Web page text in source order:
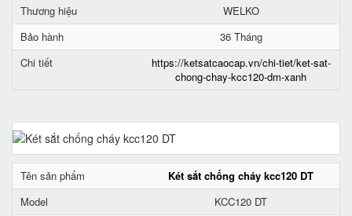
Thương hiệu
WELKO
Bảo hành
36 Tháng
Chi tiết
https://ketsatcaocap.vn/chi-tiet/ket-sat-
chong-chay-kcc120-dm-xanh
Tên sản phẩm
Két sắt chống cháy kcc120 DT
Model
KCC120 DT